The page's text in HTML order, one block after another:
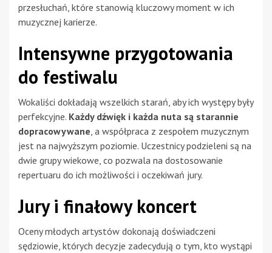
przesłuchań, które stanowią kluczowy moment w ich
muzycznej karierze.
Intensywne przygotowania
do festiwalu
Wokaliści dokładają wszelkich starań, aby ich występy były
perfekcyjne. Każdy dźwięk i każda nuta są starannie
dopracowywane , a współpraca z zespołem muzycznym
jest na najwyższym poziomie. Uczestnicy podzieleni są na
dwie grupy wiekowe, co pozwala na dostosowanie
repertuaru do ich możliwości i oczekiwań jury.
Jury i finałowy koncert
Oceny młodych artystów dokonają doświadczeni
sędziowie, których decyzje zadecydują o tym, kto wystąpi